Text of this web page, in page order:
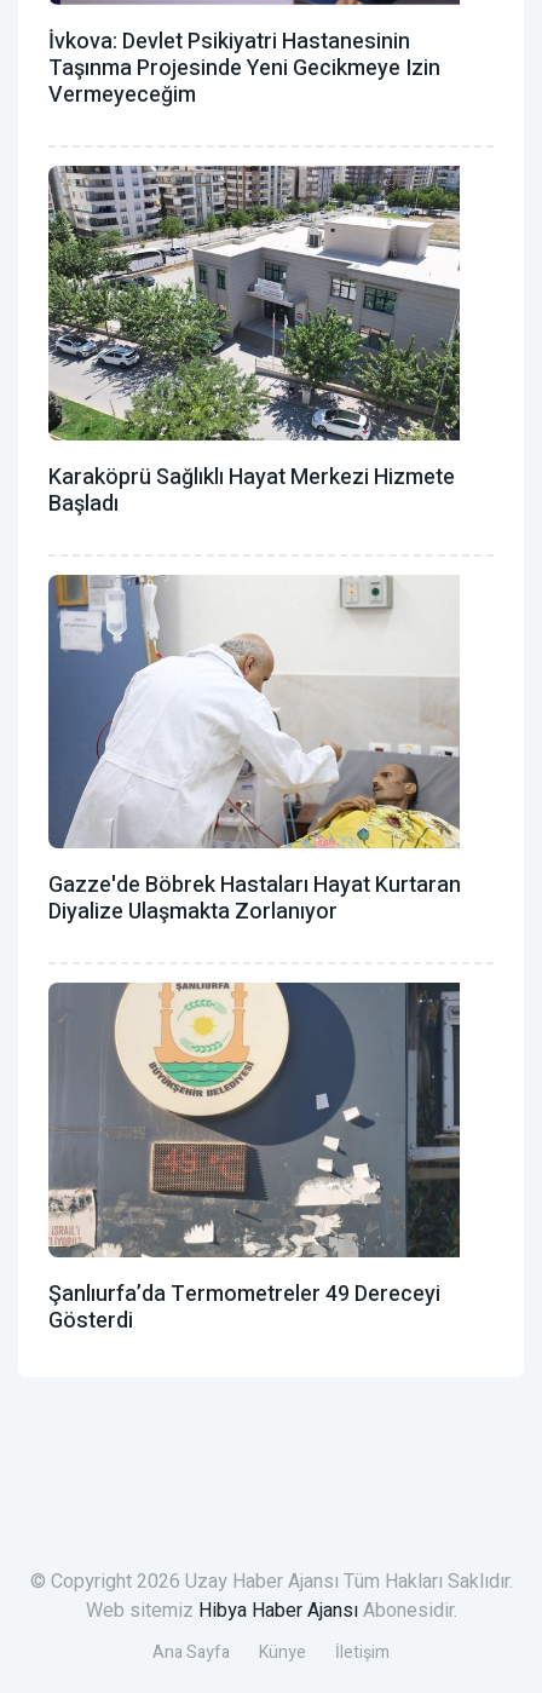
İvkova: Devlet Psikiyatri Hastanesinin
Taşınma Projesinde Yeni Gecikmeye Izin
Vermeyeceğim
Karaköprü Sağlıklı Hayat Merkezi Hizmete
Başladı
Gazze'de Böbrek Hastaları Hayat Kurtaran
Diyalize Ulaşmakta Zorlanıyor
Şanlıurfa’da Termometreler 49 Dereceyi
Gösterdi
© Copyright 2026 Uzay Haber Ajansı Tüm Hakları Saklıdır.
Web sitemiz Hibya Haber AjansıAbonesidir.
Ana Sayfa Künye İletişim